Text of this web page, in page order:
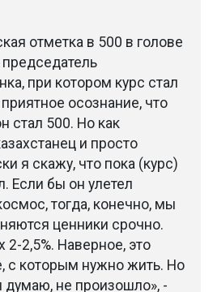
отметка в 500 в голове
при котором курс стал
осознание, что
стал 500. Но как
и просто
я скажу, что пока (курс)
Если бы он улетел
тогда, конечно, мы
ценники срочно.
2-2,5%. Наверное, это
с которым нужно жить. Но
думаю, не произошло», -